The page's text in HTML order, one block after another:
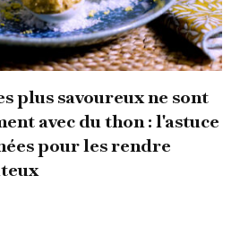
plus savoureux ne sont
avec du thon : l'astuce
pour les rendre